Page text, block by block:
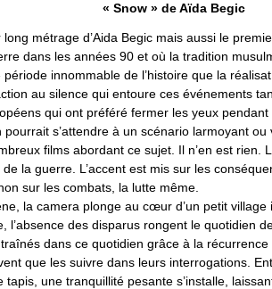
« Snow » de Aïda Begic
métrage d’Aida Begic mais aussi le
dans les années 90 et où la tradition
période innommable de l’histoire que la
au silence qui entoure ces événements
qui ont préféré fermer les yeux pendant
pourrait s’attendre à un scénario larmoyant
films abordant ce sujet. Il n’en est rien.
la guerre. L’accent est mis sur les
sur les combats, la lutte même.
la camera plonge au cœur d’un petit village
l’absence des disparus rongent le quotidien
dans ce quotidien grâce à la
que les suivre dans leurs interrogations.
tapis, une tranquillité pesante s’installe,